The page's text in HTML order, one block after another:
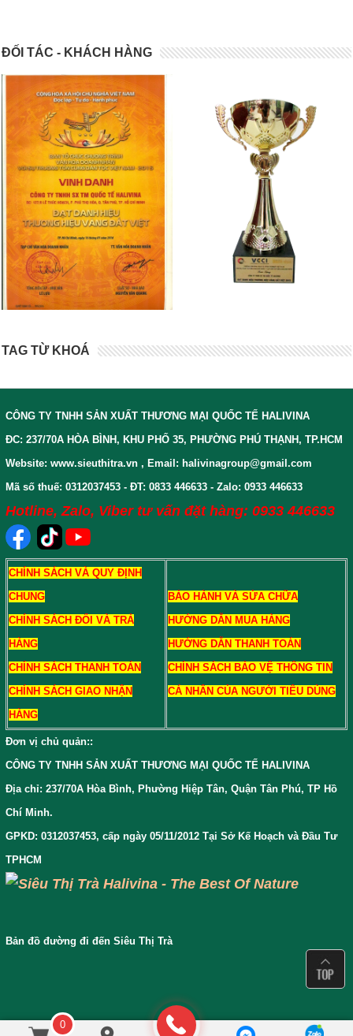
ĐỐI TÁC - KHÁCH HÀNG
TAG TỪ KHOÁ
CÔNG TY TNHH SẢN XUẤT THƯƠNG MẠI QUỐC TẾ HALIVINA
ĐC: 237/70A HÒA BÌNH, KHU PHỐ 35, PHƯỜNG PHÚ THẠNH, TP.HCM
Website: www.sieuthitra.vn , Email: halivinagroup@gmail.com
Mã số thuế: 0312037453 - ĐT: 0833 446633 - Zalo: 0933 446633
Hotline, Zalo, Viber tư vấn đặt hàng: 0933 446633
CHÍNH SÁCH VÀ QUY ĐỊNH
CHUNG
CHÍNH SÁCH ĐỔI VÀ TRẢ
HÀNG
CHÍNH SÁCH THANH TOÁN
CHÍNH SÁCH GIAO NHẬN
HÀNG
BẢO HÀNH VÀ SỬA CHỮA
HƯỚNG DẪN MUA HÀNG
HƯỚNG DẪN THANH TOÁN
CHÍNH SÁCH BẢO VỆ THÔNG TIN
CÁ NHÂN CỦA NGƯỜI TIÊU DÙNG
Đơn vị chủ quản::
CÔNG TY TNHH SẢN XUẤT THƯƠNG MẠI QUỐC TẾ HALIVINA
Địa chỉ: 237/70A Hòa Bình, Phường Hiệp Tân, Quận Tân Phú, TP Hồ
Chí Minh.
GPKD: 0312037453, cấp ngày 05/11/2012 Tại Sở Kế Hoạch và Đầu Tư
TPHCM
Bản đồ đường đi đến Siêu Thị Trà
0